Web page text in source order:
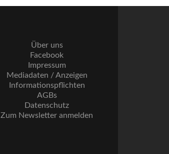
Über uns
Facebook
Impressum
Mediadaten / Anzeigen
Informationspflichten
AGBs
Datenschutz
Zum Newsletter anmelden